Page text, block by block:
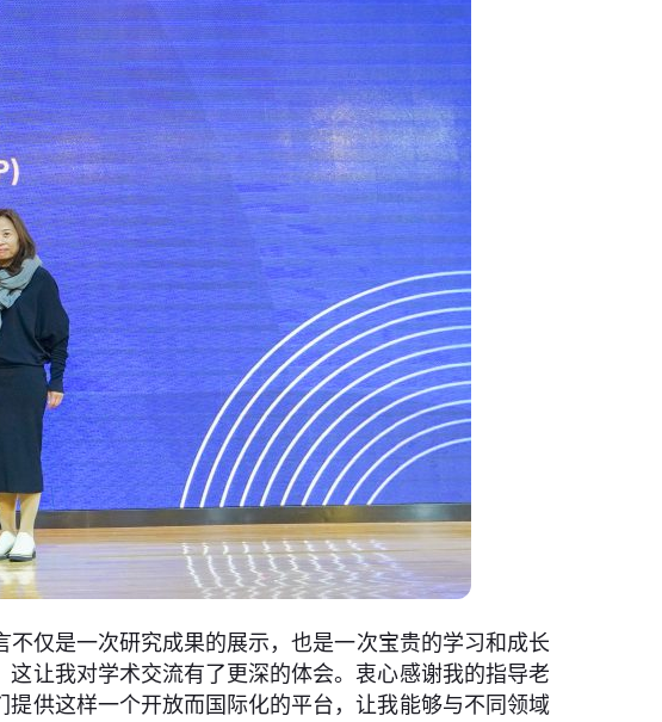
仅是一次研究成果的展示，也是一次宝贵的学习和成长
让我对学术交流有了更深的体会。衷心感谢我的指导老
供这样一个开放而国际化的平台，让我能够与不同领域